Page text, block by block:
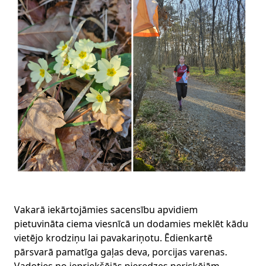
Vakarā iekārtojāmies sacensību apvidiem
pietuvināta ciema viesnīcā un dodamies meklēt kādu
vietējo krodziņu lai pavakariņotu. Ēdienkartē
pārsvarā pamatīga gaļas deva, porcijas varenas.